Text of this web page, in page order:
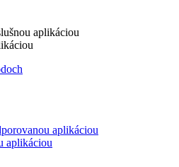
aplikáciou
aplikáciou
aplikáciou